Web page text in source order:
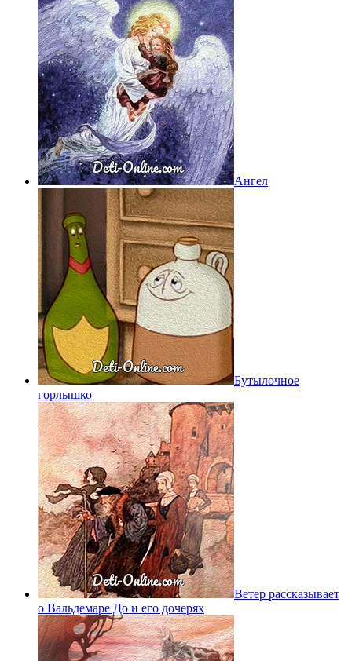
Ангел
Бутылочное
горлышко
Ветер рассказывает
о Вальдемаре До и его дочерях